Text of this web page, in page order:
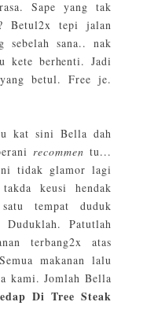
Sape yang tak
Betul2x tepi jalan
sana.. nak
kete berhenti. Jadi
betul. Free je.
kat sini Bella dah
recommen tu...
tidak glamor lagi
keusi hendak
tempat duduk
Duduklah. Patutlah
terbang2x atas
makanan lalu
kami. Jomlah Bella
Di Tree Steak